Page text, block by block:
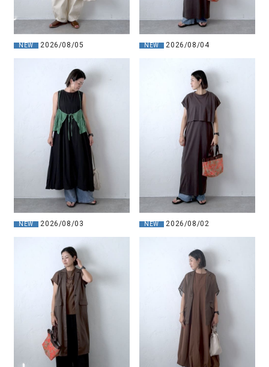
NEW 2026/08/05 NEW 2026/08/04
NEW 2026/08/03 NEW 2026/08/02